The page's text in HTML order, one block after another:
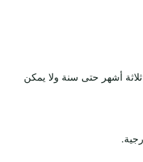
أشهر حتى سنة ولا يمكن